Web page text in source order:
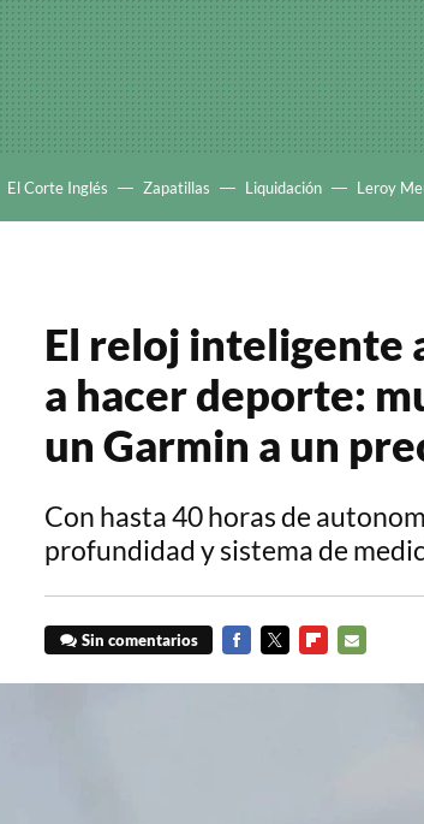
El Corte Inglés Zapatillas Liquidación Leroy
El reloj inteligente
a hacer deporte:
un Garmin a un
Con hasta 40 horas de
profundidad y sistema de
Sin comentarios